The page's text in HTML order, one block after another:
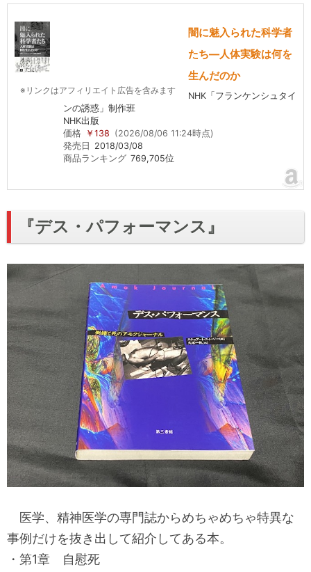
※リンクはアフィリエイト広告を含みます
闇に魅入られた科学者
たち―人体実験は何を
生んだのか
NHK「フランケンシュタイ
ンの誘惑」制作班
NHK出版
価格 ￥138 (2026/08/06 11:24時点)
発売日 2018/03/08
商品ランキング 769,705位
『デス・パフォーマンス』
医学、精神医学の専門誌からめちゃめちゃ特異な
事例だけを抜き出して紹介してある本。
・第1章 自慰死